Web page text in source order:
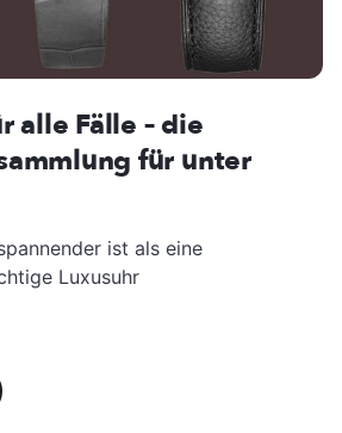
alle Fälle – die
für unter
ist als eine
Luxusuhr